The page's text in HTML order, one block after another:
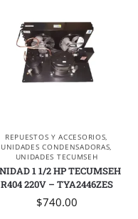
REPUESTOS Y ACCESORIOS,
UNIDADES CONDENSADORAS,
UNIDADES TECUMSEH
1 1/2 HP TECUMSEH
R404 220V – TYA2446ZES
$740.00